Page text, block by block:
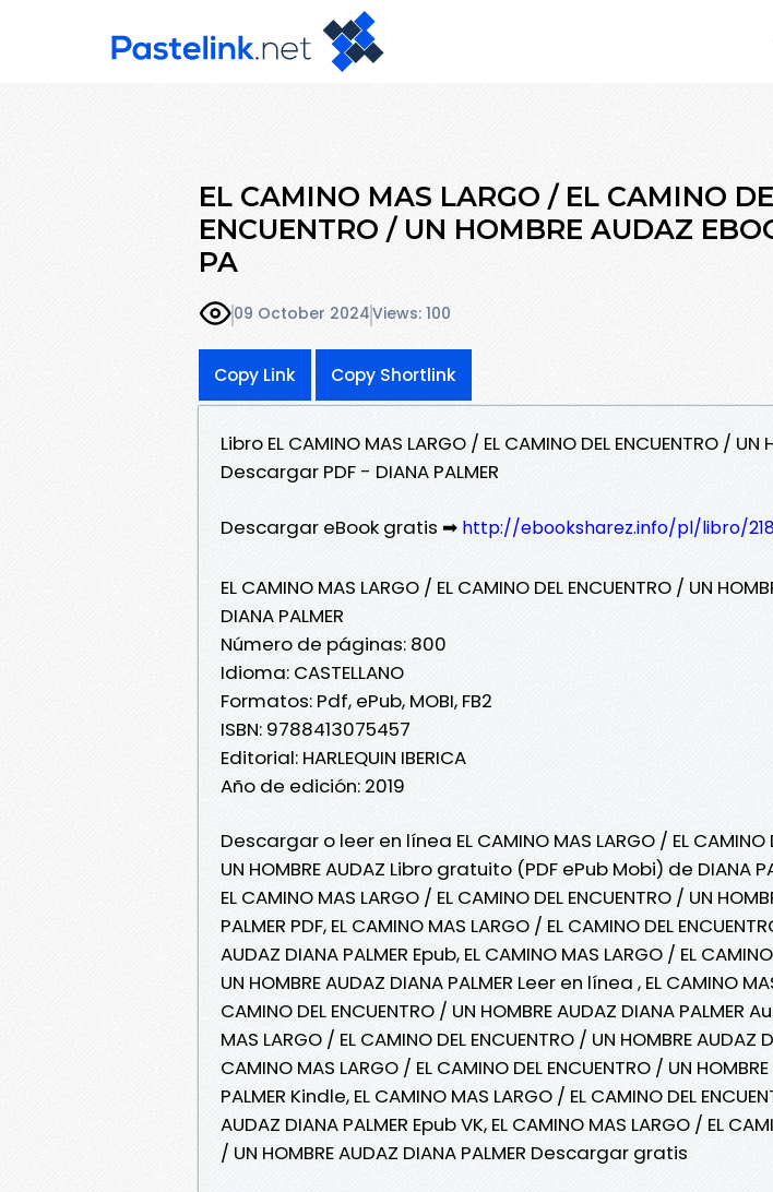
EL CAMINO MAS LARGO / EL CAMINO
ENCUENTRO / UN HOMBRE AUDAZ
PA
09 October 2024Views: 100
Copy Link Copy Shortlink
Libro EL CAMINO MAS LARGO / EL CAMINO DEL ENCUENTRO / UN
Descargar PDF - DIANA PALMER
Descargar eBook gratis ➡ http://ebooksharez.info/pl/libro/
EL CAMINO MAS LARGO / EL CAMINO DEL ENCUENTRO / UN
DIANA PALMER
Número de páginas: 800
Idioma: CASTELLANO
Formatos: Pdf, ePub, MOBI, FB2
ISBN: 9788413075457
Editorial: HARLEQUIN IBERICA
Año de edición: 2019
Descargar o leer en línea EL CAMINO MAS LARGO / EL CAMINO
UN HOMBRE AUDAZ Libro gratuito (PDF ePub Mobi) de DIANA
EL CAMINO MAS LARGO / EL CAMINO DEL ENCUENTRO / UN
PALMER PDF, EL CAMINO MAS LARGO / EL CAMINO DEL
AUDAZ DIANA PALMER Epub, EL CAMINO MAS LARGO / EL
UN HOMBRE AUDAZ DIANA PALMER Leer en línea , EL CAMINO
CAMINO DEL ENCUENTRO / UN HOMBRE AUDAZ DIANA PALMER
MAS LARGO / EL CAMINO DEL ENCUENTRO / UN HOMBRE AUDAZ
CAMINO MAS LARGO / EL CAMINO DEL ENCUENTRO / UN
PALMER Kindle, EL CAMINO MAS LARGO / EL CAMINO DEL
AUDAZ DIANA PALMER Epub VK, EL CAMINO MAS LARGO / EL
/ UN HOMBRE AUDAZ DIANA PALMER Descargar gratis